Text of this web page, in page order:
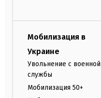
Мобилизация в
Украине
Увольнение с военной
службы
Мобилизация 50+